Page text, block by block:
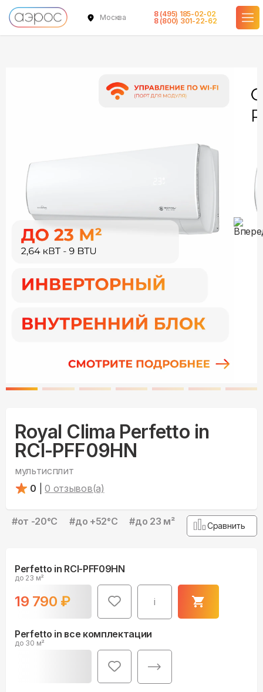
Москва
8 (495) 185-02-02
8 (800) 301-22-62
Royal Clima Perfetto in
RCI-PFF09HN
мультисплит
0
0 отзывов(а)
#от -20°С #до +52°С #до 23 м² Сравнить
Perfetto in RCI-PFF09HN
до 23 м²
19 790 ₽ i
в наличии
Perfetto in все комплектации
до 30 м²
в наличии
в наличии